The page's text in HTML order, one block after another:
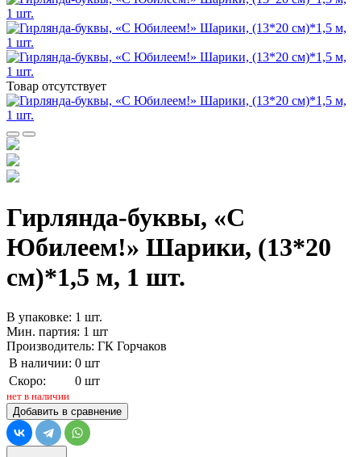
Товар отсутствует
Гирлянда-буквы, «С
Юбилеем!» Шарики, (13*20
см)*1,5 м, 1 шт.
В упаковке: 1 шт.
Мин. партия: 1 шт
Производитель: ГК Горчаков
В наличии: 0 шт
Скоро:
0 шт
нет в наличии
Добавить в сравнение